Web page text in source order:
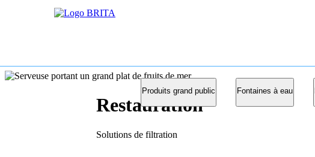
Produits grand public Fontaines à eau
Restauration
Solutions de filtration